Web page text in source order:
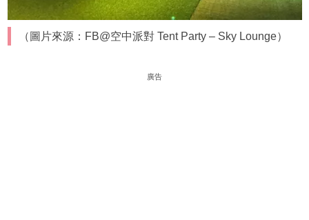
（圖片來源：FB@空中派對 Tent Party – Sky Lounge）
廣告